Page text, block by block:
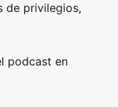
de privilegios,
podcast en